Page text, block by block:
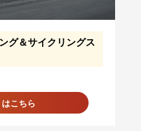
グ＆サイクリングス
こちら